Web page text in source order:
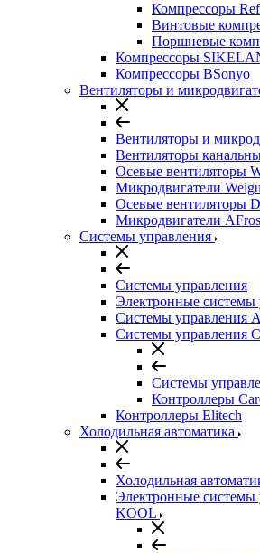
Компрессоры
Винтовые
Поршневые
Компрессоры
Компрессоры BSonyo
Вентиляторы и
Вентиляторы и
Вентиляторы
Осевые вентиляторы
Микродвигатели
Осевые вентиляторы
Микродвигатели
Системы управления
Системы управления
Электронные системы
Системы управления
Системы управления
Системы
Контроллеры
Контроллеры Elitech
Холодильная автоматика
Холодильная
Электронные
KOOL